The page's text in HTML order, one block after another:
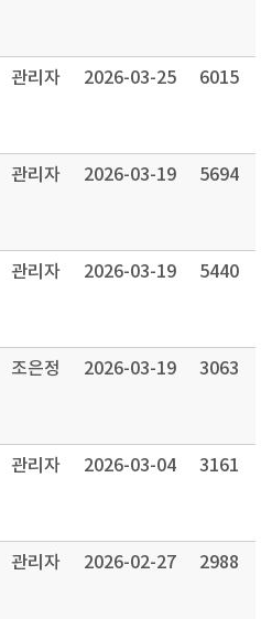
관리자 2026-03-25 6015
관리자 2026-03-19 5694
관리자 2026-03-19 5440
조은정 2026-03-19 3063
관리자 2026-03-04 3161
관리자 2026-02-27 2988